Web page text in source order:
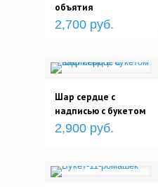
объятия
2,700 руб.
Шар сердце с
надписью с букетом
2,900 руб.